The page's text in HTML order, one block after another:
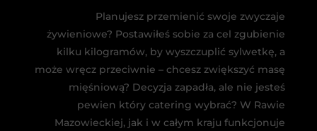
Planujesz przemienić swoje zwyczaje
żywieniowe? Postawiłeś sobie za cel zgubienie
kilku kilogramów, by wyszczuplić sylwetkę, a
może wręcz przeciwnie – chcesz zwiększyć masę
mięśniową? Decyzja zapadła, ale nie jesteś
pewien który catering wybrać? W Rawie
Mazowieckiej, jak i w całym kraju funkcjonuje